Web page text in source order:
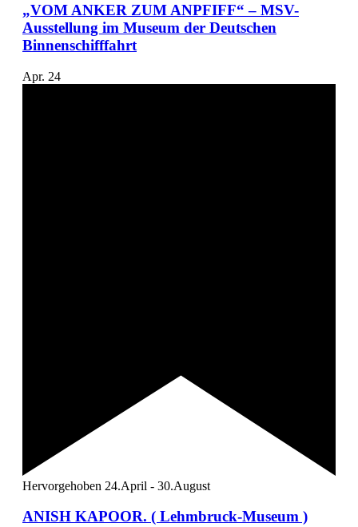
„VOM ANKER ZUM ANPFIFF“ – MSV-
Ausstellung im Museum der Deutschen
Binnenschifffahrt
Apr. 24
Hervorgehoben 24.April - 30.August
ANISH KAPOOR. ( Lehmbruck-Museum )